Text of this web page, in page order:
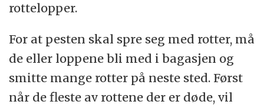
rottelopper.
For at pesten skal spre seg med rotter, må
de eller loppene bli med i bagasjen og
smitte mange rotter på neste sted. Først
når de fleste av rottene der er døde, vil